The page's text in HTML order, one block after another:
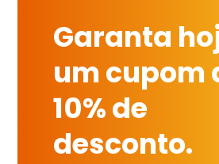
Garanta
um cupom
10% de
desconto.